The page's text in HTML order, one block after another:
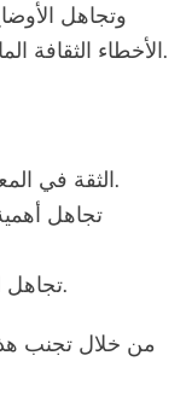
وتجاهل
الأخطاء الثقافة المالية وتقلل من الثقة في اتخاذ القرارات.
2. الثقة في المعلومات غير الموثوقة من غير الخبراء.
4. تجاهل الظروف والاحتياجات المالية الفريدة.
من خلال تجنب